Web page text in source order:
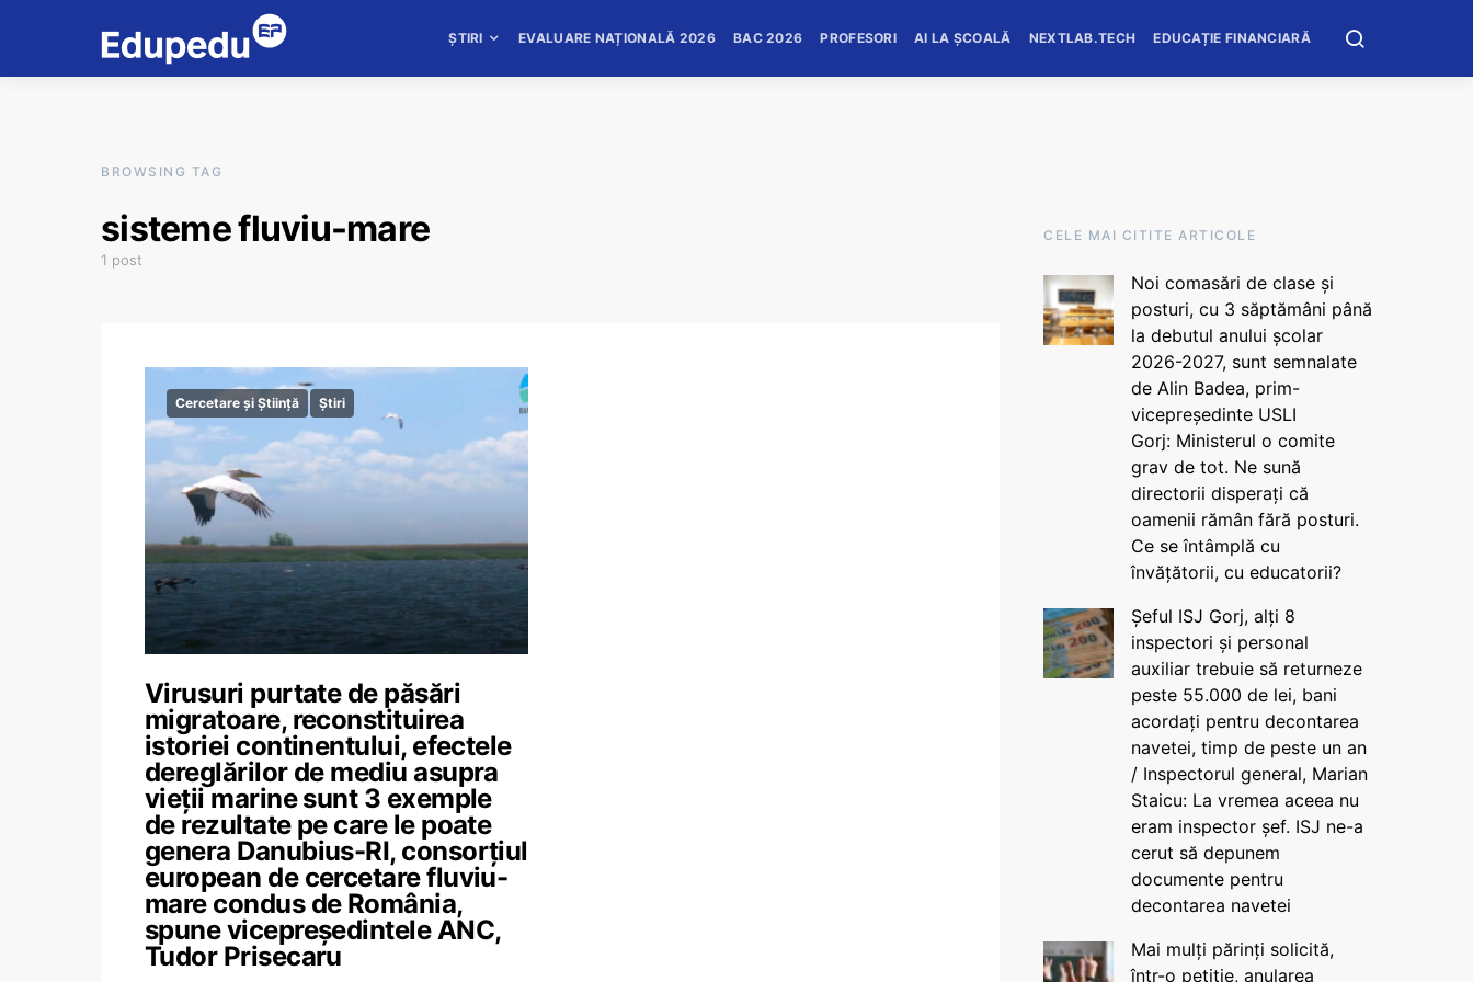
ȘTIRI EVALUARE NAȚIONALĂ 2026 BAC 2026 PROFESORI AI LA ȘCOALĂ NEXTLAB.TECH EDUCAȚIE FINANCIARĂ
BROWSING TAG
sisteme fluviu-mare
1 post
Cercetare și Știință Știri
Virusuri purtate de păsări
migratoare, reconstituirea
istoriei continentului, efectele
dereglărilor de mediu asupra
vieții marine sunt 3 exemple
de rezultate pe care le poate
genera Danubius-RI, consorțiul
european de cercetare fluviu-
mare condus de România,
spune vicepreședintele ANC,
Tudor Prisecaru
CELE MAI CITITE ARTICOLE
Noi comasări de clase și
posturi, cu 3 săptămâni până
la debutul anului școlar
2026-2027, sunt semnalate
de Alin Badea, prim-
vicepreședinte USLI
Gorj: Ministerul o comite
grav de tot. Ne sună
directorii disperați că
oamenii rămân fără posturi.
Ce se întâmplă cu
învățătorii, cu educatorii?
Șeful ISJ Gorj, alți 8
inspectori și personal
auxiliar trebuie să returneze
peste 55.000 de lei, bani
acordați pentru decontarea
navetei, timp de peste un an
/ Inspectorul general, Marian
Staicu: La vremea aceea nu
eram inspector șef. ISJ ne-a
cerut să depunem
documente pentru
decontarea navetei
Mai mulți părinți solicită,
într-o petiție, anularea